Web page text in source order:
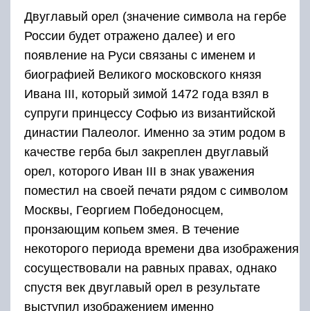
Двуглавый орел (значение символа на гербе
России будет отражено далее) и его
появление на Руси связаны с именем и
биографией Великого московского князя
Ивана III, который зимой 1472 года взял в
супруги принцессу Софью из византийской
династии Палеолог. Именно за этим родом в
качестве герба был закреплен двуглавый
орел, которого Иван III в знак уважения
поместил на своей печати рядом с символом
Москвы, Георгием Победоносцем,
пронзающим копьем змея. В течение
некоторого периода времени два изображения
сосуществовали на равных правах, однако
спустя век двуглавый орел в результате
выступил изображением именно